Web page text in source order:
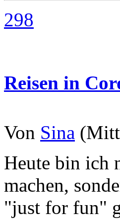
298
Reisen in
Von Sina
Heute bin ich
machen,
"just for fun"